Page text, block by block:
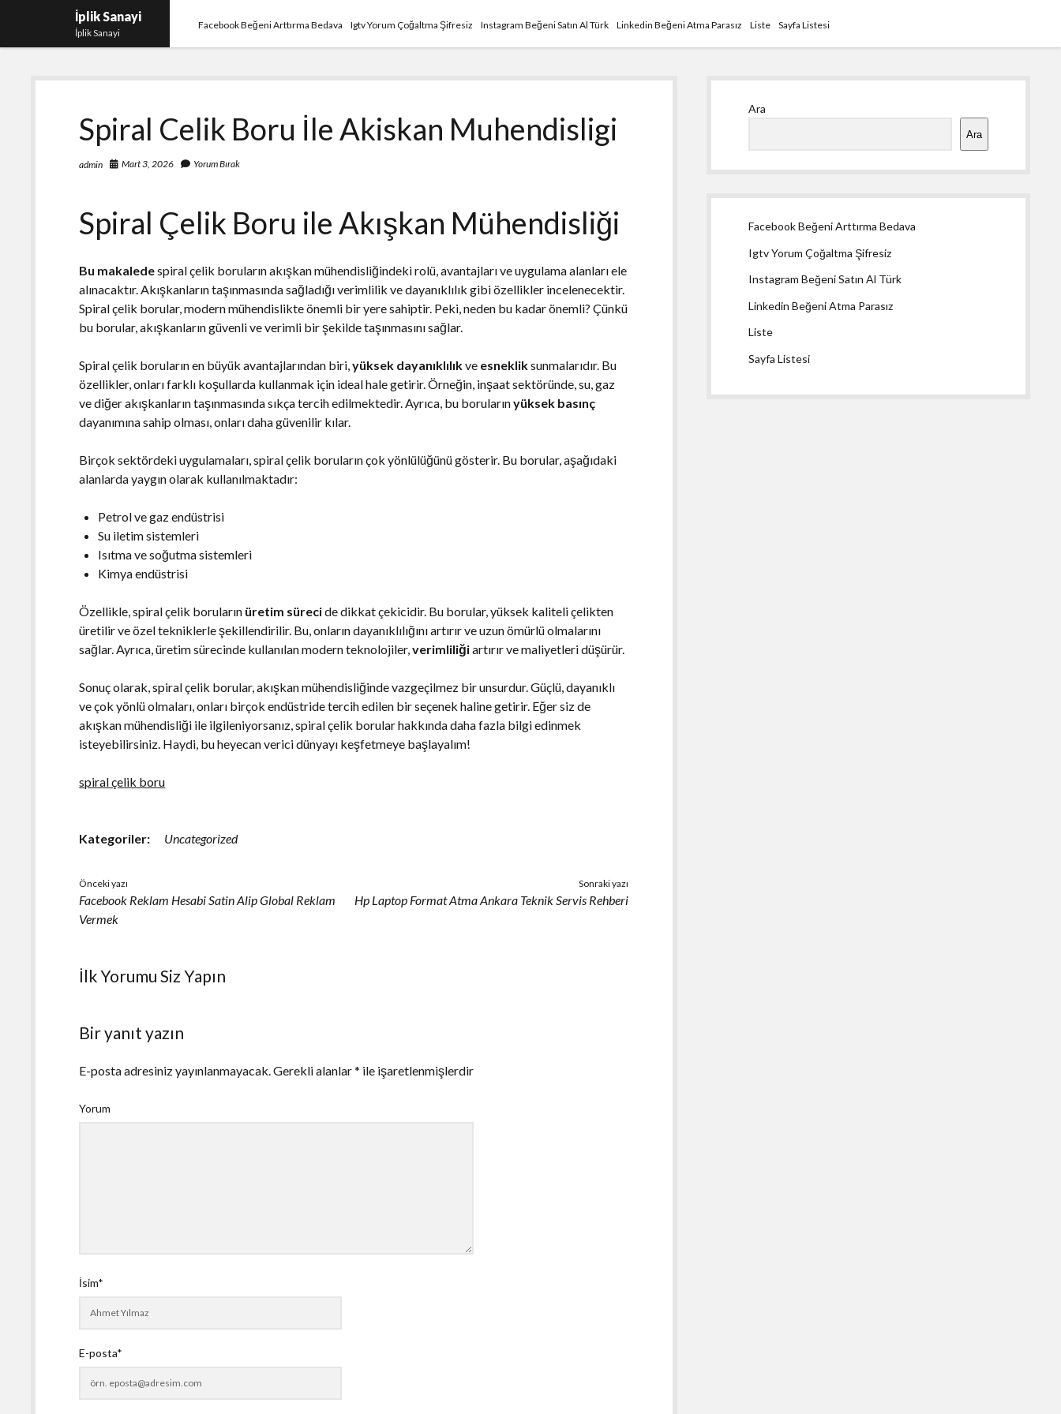
İplik Sanayi
İplik Sanayi
Facebook Beğeni Arttırma Bedava Igtv Yorum Çoğaltma Şifresiz Instagram Beğeni Satın Al Türk Linkedin Beğeni Atma Parasız Liste Sayfa Listesi
Spiral Celik Boru İle Akiskan Muhendisligi
admin Mart 3, 2026 Yorum Bırak
Spiral Çelik Boru ile Akışkan Mühendisliği
Bu makaledespiral çelik boruların akışkan mühendisliğindeki rolü, avantajları ve uygulama alanları ele
alınacaktır. Akışkanların taşınmasında sağladığı verimlilik ve dayanıklılık gibi özellikler incelenecektir.
Spiral çelik borular, modern mühendislikte önemli bir yere sahiptir. Peki, neden bu kadar önemli? Çünkü
bu borular, akışkanların güvenli ve verimli bir şekilde taşınmasını sağlar.
Spiral çelik boruların en büyük avantajlarından biri,yüksek dayanıklılıkve esnekliksunmalarıdır. Bu
özellikler, onları farklı koşullarda kullanmak için ideal hale getirir. Örneğin, inşaat sektöründe, su, gaz
ve diğer akışkanların taşınmasında sıkça tercih edilmektedir. Ayrıca, bu borularınyüksek basınç
dayanımına sahip olması, onları daha güvenilir kılar.
Birçok sektördeki uygulamaları, spiral çelik boruların çok yönlülüğünü gösterir. Bu borular, aşağıdaki
alanlarda yaygın olarak kullanılmaktadır:
Petrol ve gaz endüstrisi
Su iletim sistemleri
Isıtma ve soğutma sistemleri
Kimya endüstrisi
Özellikle, spiral çelik boruların üretim sürecide dikkat çekicidir. Bu borular, yüksek kaliteli çelikten
üretilir ve özel tekniklerle şekillendirilir. Bu, onların dayanıklılığını artırır ve uzun ömürlü olmalarını
sağlar. Ayrıca, üretim sürecinde kullanılan modern teknolojiler,verimliliğiartırır ve maliyetleri düşürür.
Sonuç olarak, spiral çelik borular, akışkan mühendisliğinde vazgeçilmez bir unsurdur. Güçlü, dayanıklı
ve çok yönlü olmaları, onları birçok endüstride tercih edilen bir seçenek haline getirir. Eğer siz de
akışkan mühendisliği ile ilgileniyorsanız, spiral çelik borular hakkında daha fazla bilgi edinmek
isteyebilirsiniz. Haydi, bu heyecan verici dünyayı keşfetmeye başlayalım!
spiral çelik boru
Kategoriler: Uncategorized
Önceki yazı
Facebook Reklam Hesabi Satin Alip Global Reklam
Vermek
Sonraki yazı
Hp Laptop Format Atma Ankara Teknik Servis Rehberi
İlk Yorumu Siz Yapın
Bir yanıt yazın
E-posta adresiniz yayınlanmayacak.Gerekli alanlar* ile işaretlenmişlerdir
Yorum
İsim*
E-posta*
Ara
Ara
Facebook Beğeni Arttırma Bedava
Igtv Yorum Çoğaltma Şifresiz
Instagram Beğeni Satın Al Türk
Linkedin Beğeni Atma Parasız
Liste
Sayfa Listesi